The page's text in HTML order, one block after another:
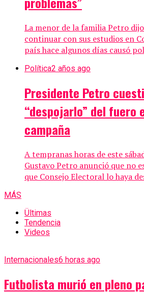
La menor de la familia Petro
continuar con sus estudios en
país hace algunos días causó
Política2 años ago
Presidente Petro
“despojarlo” del fuero
campaña
A tempranas horas de este
Gustavo Petro anunció que no
que Consejo Electoral lo haya
MÁS
Ültimas
Tendencia
Videos
Internacionales6 horas ago
Futbolista murió en pleno